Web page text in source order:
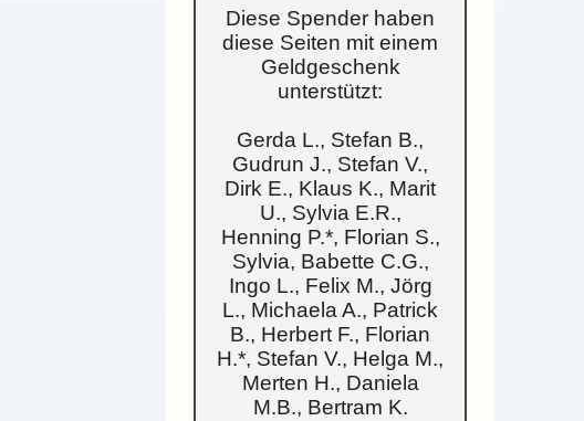
Diese Spender haben
diese Seiten mit einem
Geldgeschenk
unterstützt:
Gerda L., Stefan B.,
Gudrun J., Stefan V.,
Dirk E., Klaus K., Marit
U., Sylvia E.R.,
Henning P.*, Florian S.,
Sylvia, Babette C.G.,
Ingo L., Felix M., Jörg
L., Michaela A., Patrick
B., Herbert F., Florian
H.*, Stefan V., Helga M.,
Merten H., Daniela
M.B., Bertram K.